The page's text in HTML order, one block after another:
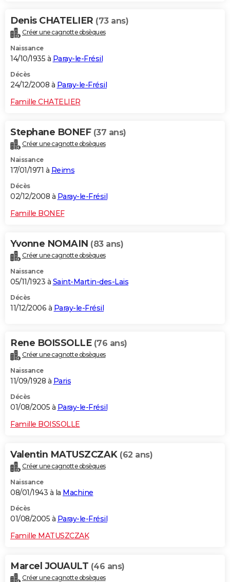
Denis CHATELIER (73 ans)
Créer une cagnotte obsèques
Naissance
14/10/1935 à Paray-le-Frésil
Décès
24/12/2008 à Paray-le-Frésil
Famille CHATELIER
Stephane BONEF (37 ans)
Créer une cagnotte obsèques
Naissance
17/01/1971 à Reims
Décès
02/12/2008 à Paray-le-Frésil
Famille BONEF
Yvonne NOMAIN (83 ans)
Créer une cagnotte obsèques
Naissance
05/11/1923 à Saint-Martin-des-Lais
Décès
11/12/2006 à Paray-le-Frésil
Rene BOISSOLLE (76 ans)
Créer une cagnotte obsèques
Naissance
11/09/1928 à Paris
Décès
01/08/2005 à Paray-le-Frésil
Famille BOISSOLLE
Valentin MATUSZCZAK (62 ans)
Créer une cagnotte obsèques
Naissance
08/01/1943 à la Machine
Décès
01/08/2005 à Paray-le-Frésil
Famille MATUSZCZAK
Marcel JOUAULT (46 ans)
Créer une cagnotte obsèques